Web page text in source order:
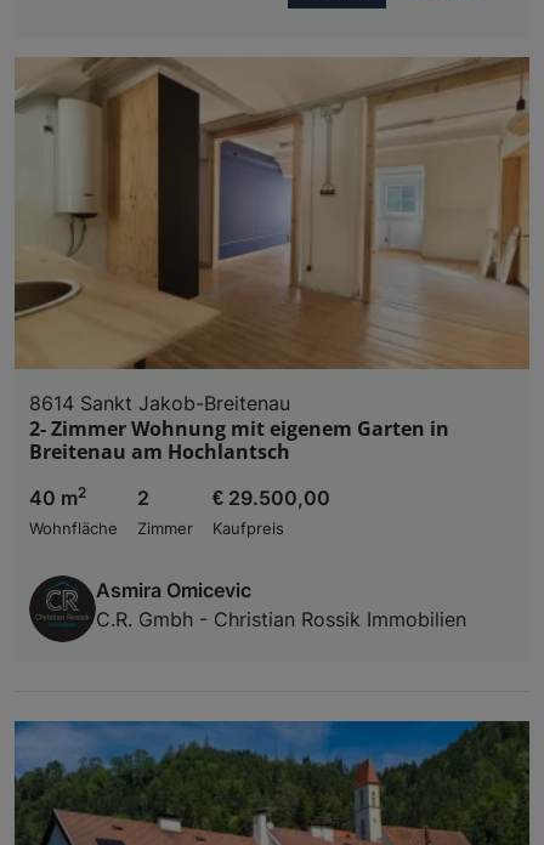
8614 Sankt Jakob-Breitenau
2- Zimmer Wohnung mit eigenem Garten in
Breitenau am Hochlantsch
40 m2
Wohnfläche
2
Zimmer
€ 29.500,00
Kaufpreis
Asmira Omicevic
C.R. Gmbh - Christian Rossik Immobilien